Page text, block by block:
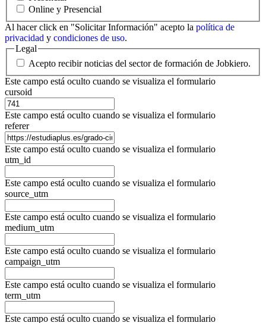
Online y Presencial
Al hacer click en "Solicitar Información" acepto la política de
privacidad y condiciones de uso.
Legal
Acepto recibir noticias del sector de formación de Jobkiero.
Este campo está oculto cuando se visualiza el formulario
cursoid
Este campo está oculto cuando se visualiza el formulario
referer
Este campo está oculto cuando se visualiza el formulario
utm_id
Este campo está oculto cuando se visualiza el formulario
source_utm
Este campo está oculto cuando se visualiza el formulario
medium_utm
Este campo está oculto cuando se visualiza el formulario
campaign_utm
Este campo está oculto cuando se visualiza el formulario
term_utm
Este campo está oculto cuando se visualiza el formulario